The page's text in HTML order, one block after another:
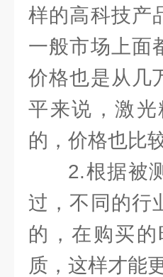
样的高科技产
一般市场上面
价格也是从几
平来说，激
的，价格也比
2.根据被
过，不同的行
的，在购买
质，这样才能